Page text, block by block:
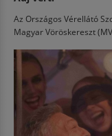
Az Országos Vérellátó
Magyar Vöröskereszt